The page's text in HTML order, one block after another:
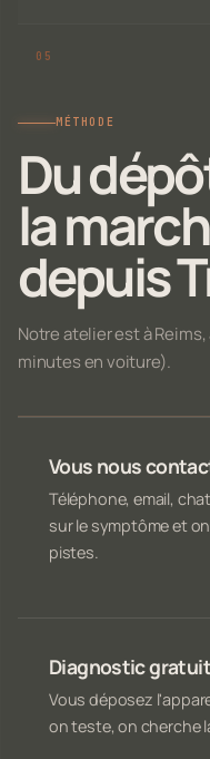
MÉTHODE
Du
la
depuis
Notre atelier est à
minutes en voiture).
Vous nous
Téléphone, email,
sur le symptôme et
pistes.
Diagnostic gratuit
Vous déposez
on teste, on cherche